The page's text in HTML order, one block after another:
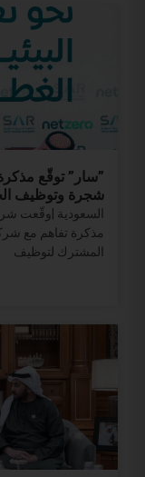
​”سار” توقّع
شجرة وتوظيف
السعودية |وقّعت
مذكرة تفاهم مع
المشترك لتوظيف